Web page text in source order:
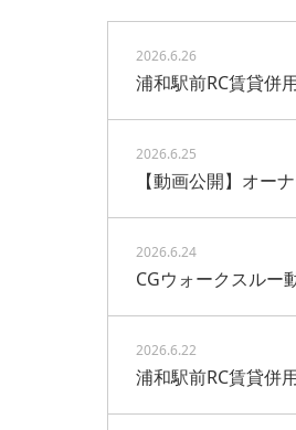
2026.6.26
浦和駅前RC賃貸併
2026.6.25
【動画公開】オー
2026.6.24
CGウォークスルー
2026.6.22
浦和駅前RC賃貸併